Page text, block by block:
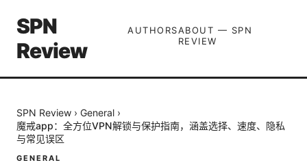
SPN
Review
AUTHORSABOUT — SPN
REVIEW
SPN Review › General ›
魔戒app：全方位VPN解锁与保护指南，涵盖选择、速度、隐私
与常见误区
GENERAL